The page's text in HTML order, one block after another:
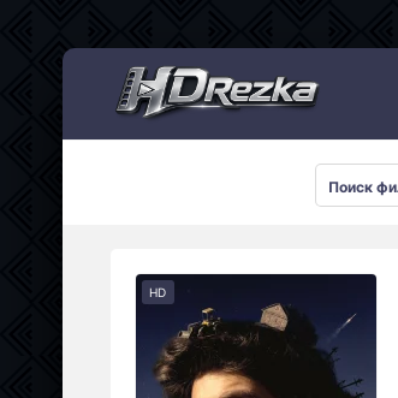
HD
Мультсериалы